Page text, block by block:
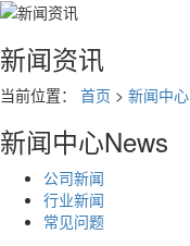
新闻资讯
当前位置： 首页 > 新闻中心
新闻中心News
公司新闻
行业新闻
常见问题